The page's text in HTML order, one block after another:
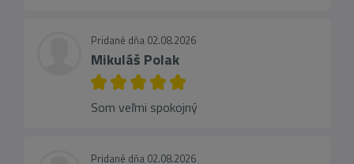
Pridané dňa 02.08.2026
Mikuláš Polak
Som veľmi spokojný
Pridané dňa 02.08.2026